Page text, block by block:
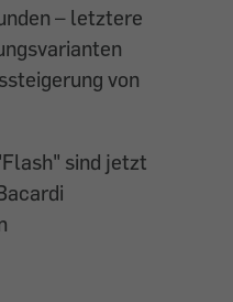
– letztere
von
sind jetzt